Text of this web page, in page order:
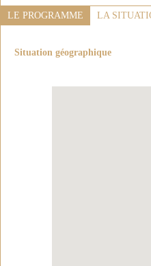
LE PROGRAMME LA
Situation géographique